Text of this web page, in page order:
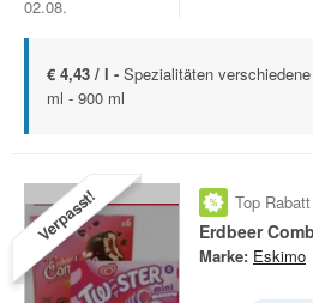
02.08.
€ 4,43 / l - Spezialitäten
ml - 900 ml
Verpasst! Top Rabatt
Erdbeer
Marke: Eskimo